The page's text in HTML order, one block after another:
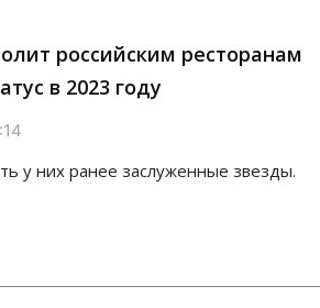
российским ресторанам
в 2023 году
у них ранее заслуженные звезды.